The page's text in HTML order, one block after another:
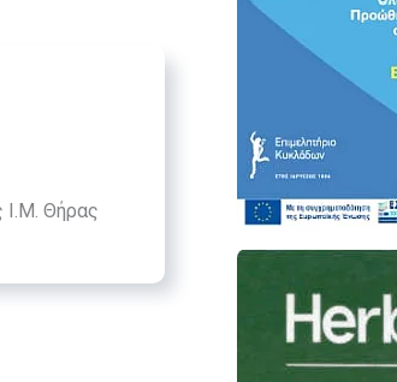
Θήρας